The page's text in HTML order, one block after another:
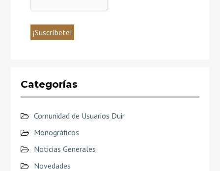
Categorías
Comunidad de Usuarios Duir
Monográficos
Noticias Generales
Novedades